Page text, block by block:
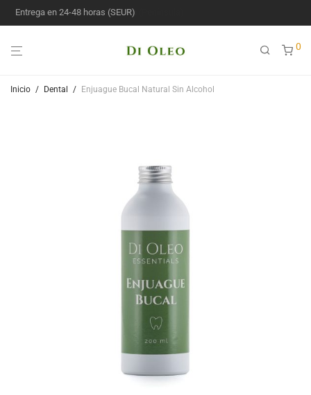
Entrega en 24-48 horas (SEUR)
0
Inicio / Dental / Enjuague Bucal Natural Sin Alcohol